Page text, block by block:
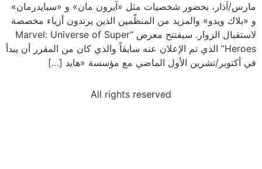
مارس/آذار، بحضور شخصيات مثل «آيرون مان» و «سبايدرمان»
و «بلاك ويدو» والمزيد من المنظّمين الذين يرتدون أزياء مخصصة
لاستقبال الزوار. سيفتتح معرض “Marvel: Universe of Super
Heroes” الذي تم الإعلان عنه سابقاً والذي كان من المقرر أن يبدأ
في أكتوبر/تشرين الأول الماضي مع مؤسسة «هايد […]
All rights reserved